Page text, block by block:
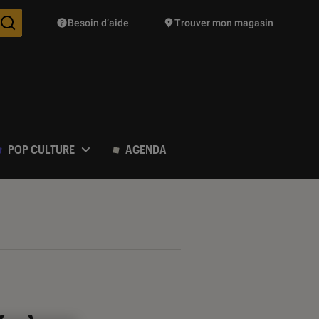
Des suggestions de produits vont vous être proposées
Besoin d’aide Trouver mon magasin
POP CULTURE AGENDA